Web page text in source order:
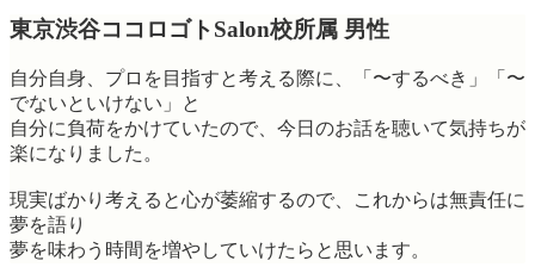
東京渋谷ココロゴトSalon校所属 男性
自分自身、プロを目指すと考える際に、「〜するべき」「〜
でないといけない」と
自分に負荷をかけていたので、今日のお話を聴いて気持ちが
楽になりました。
現実ばかり考えると心が萎縮するので、これからは無責任に
夢を語り
夢を味わう時間を増やしていけたらと思います。